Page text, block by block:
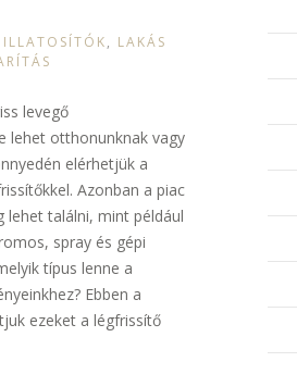
ILLATOSÍTÓK, LAKÁS
levegő
lehet otthonunknak vagy
elérhetjük a
Azonban a piac
lehet találni, mint például
spray és gépi
típus lenne a
Ebben a
ezeket a légfrissítő